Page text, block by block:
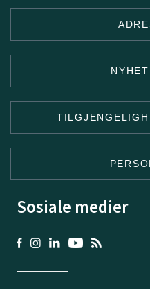
Sosiale medier